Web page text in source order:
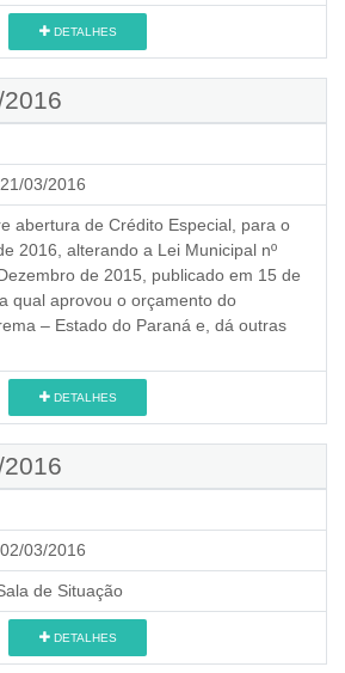
DETALHES
21/03/2016
abertura de Crédito Especial, para o
2016, alterando a Lei Municipal nº
de 2015, publicado em 15 de
qual aprovou o orçamento do
– Estado do Paraná e, dá outras
DETALHES
02/03/2016
de Situação
DETALHES